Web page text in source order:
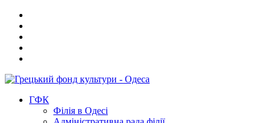
ГФК
Філія в Одесі